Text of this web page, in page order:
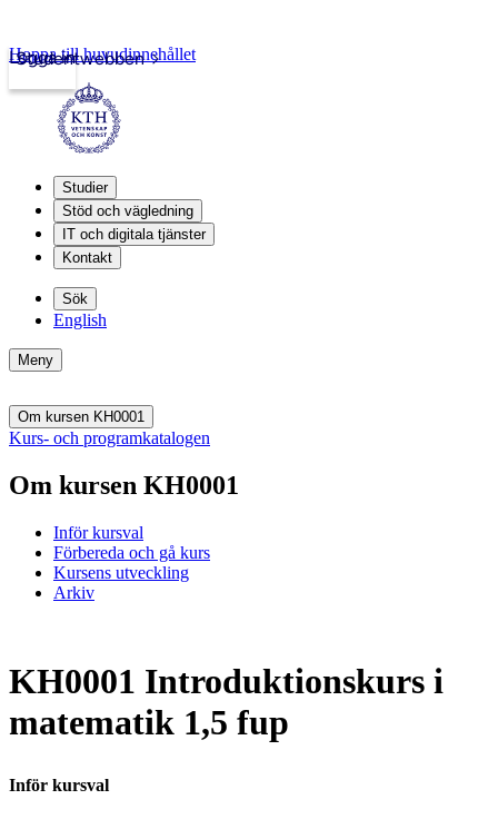
Studentwebben
Logga in
Hoppa till huvudinnehållet
Studier
Stöd och vägledning
IT och digitala tjänster
Kontakt
Sök
English
Meny
Om kursen KH0001
Kurs- och programkatalogen
Om kursen KH0001
Inför kursval
Förbereda och gå kurs
Kursens utveckling
Arkiv
KH0001 Introduktionskurs i
matematik 1,5 fup
Inför kursval